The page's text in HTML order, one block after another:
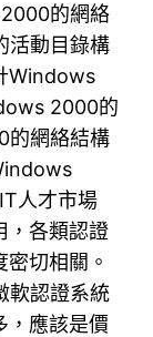
的網絡
活動目錄構
Windows
2000的
的網絡結構
人才市場
，各類認證
切相關。
軟認證系統
，應該是價